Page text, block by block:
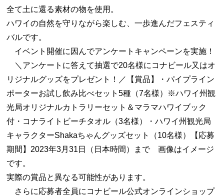
全て土に還る素材の物を使用。
ハワイの自然を守りながら楽しむ、一歩進んだフェスティ
バルです。
イベント開催に因んでアンケートキャンペーンを実施！
＼アンケートに答えて抽選で20名様にコナビール又はオ
リジナルグッズをプレゼント！／【賞品】・パイプライン
ポーターお試し飲み比べセット5種（7名様）※ハワイ州観
光局オリジナルカトラリーセット＆マラマハワイブック
付・コナライトビーチタオル（3名様）・ハワイ州観光局
キャラクターShakaちゃんグッズセット（10名様）【応募
期間】2023年3月31日（日本時間）まで 画像はイメージ
です。
実際の賞品と異なる可能性があります。
さらに応募者全員にコナビール公式オンラインショップ